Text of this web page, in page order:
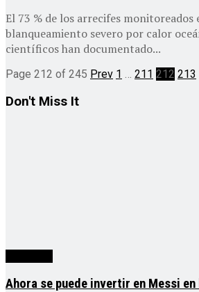
El 73 % de los arrecifes
blanqueamiento severo por calor
científicos han documentado...
Page 212 of 245 Prev 1 … 211 212 213
Don't Miss It
Ahora se puede invertir en Messi en